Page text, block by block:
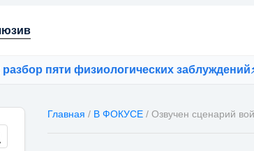
пяти физиологических заблуждений⚡ИИ
Главная / В ФОКУСЕ / Озвучен сценарий